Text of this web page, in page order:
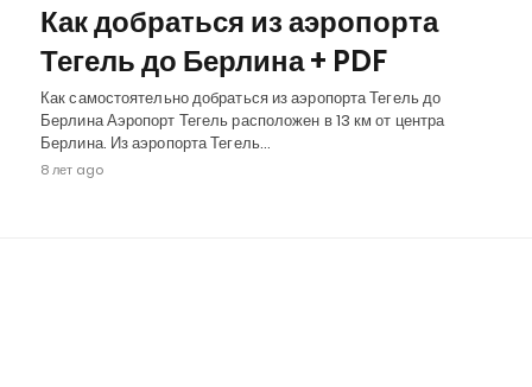
Как добраться из аэропорта
Тегель до Берлина + PDF
Как самостоятельно добраться из аэропорта Тегель до
Берлина Аэропорт Тегель расположен в 13 км от центра
Берлина. Из аэропорта Тегель…
8 лет ago